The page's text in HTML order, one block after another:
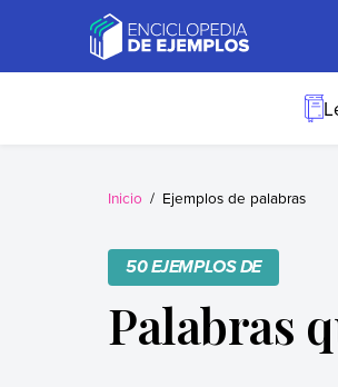
Ejemplos
Necesitas ejemplos.
Inicio Ejemplos de palabras
50 EJEMPLOS DE
Palabras